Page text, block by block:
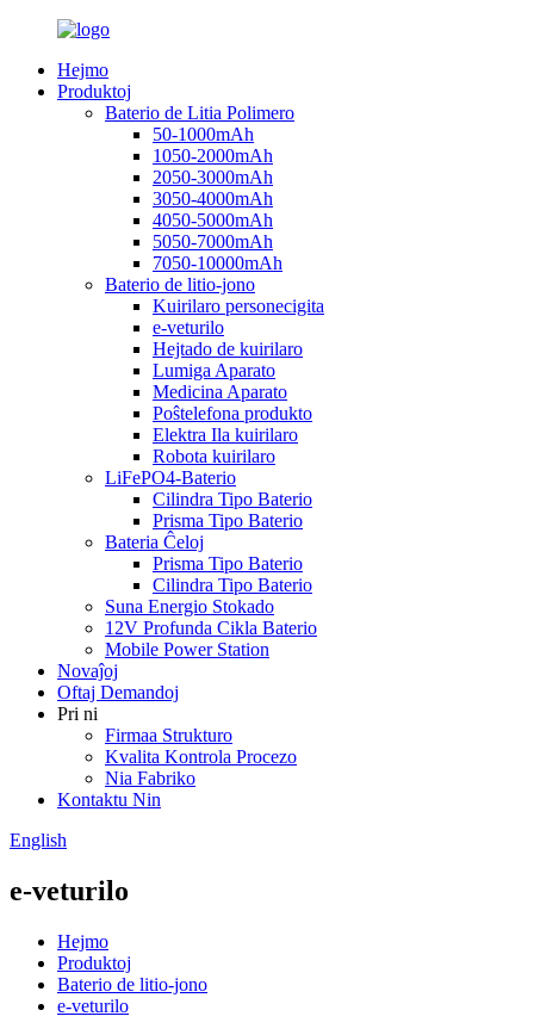
Hejmo
Produktoj
Baterio de Litia Polimero
50-1000mAh
1050-2000mAh
2050-3000mAh
3050-4000mAh
4050-5000mAh
5050-7000mAh
7050-10000mAh
Baterio de litio-jono
Kuirilaro personecigita
e-veturilo
Hejtado de kuirilaro
Lumiga Aparato
Medicina Aparato
Poŝtelefona produkto
Elektra Ila kuirilaro
Robota kuirilaro
LiFePO4-Baterio
Cilindra Tipo Baterio
Prisma Tipo Baterio
Bateria Ĉeloj
Prisma Tipo Baterio
Cilindra Tipo Baterio
Suna Energio Stokado
12V Profunda Cikla Baterio
Mobile Power Station
Novaĵoj
Oftaj Demandoj
Pri ni
Firmaa Strukturo
Kvalita Kontrola Procezo
Nia Fabriko
Kontaktu Nin
English
e-veturilo
Hejmo
Produktoj
Baterio de litio-jono
e-veturilo